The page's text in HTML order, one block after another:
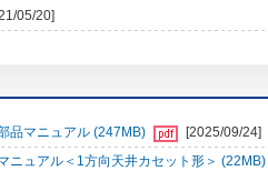
05/20]
品マニュアル (247MB)
[2025/09/24]
ニュアル＜1方向天井カセット形＞ (22MB)